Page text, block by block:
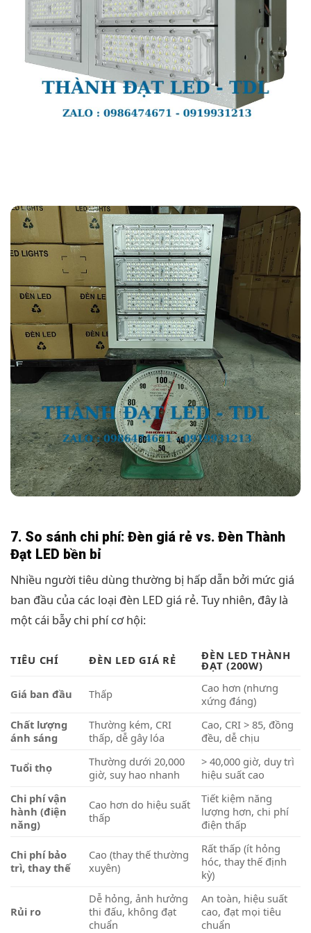
7. So sánh chi phí: Đèn giá rẻ vs. Đèn Thành
Đạt LED bền bỉ
Nhiều người tiêu dùng thường bị hấp dẫn bởi mức giá
ban đầu của các loại đèn LED giá rẻ. Tuy nhiên, đây là
một cái bẫy chi phí cơ hội:
TIÊU CHÍ ĐÈN LED GIÁ RẺ ĐÈN LED THÀNH
ĐẠT (200W)
Giá ban đầu Thấp
Cao hơn (nhưng
xứng đáng)
Chất lượng
ánh sáng
Thường kém, CRI
thấp, dễ gây lóa
Cao, CRI > 85, đồng
đều, dễ chịu
Tuổi thọ
Thường dưới 20,000
giờ, suy hao nhanh
> 40,000 giờ, duy trì
hiệu suất cao
Chi phí vận
hành (điện
năng)
Cao hơn do hiệu suất
thấp
Tiết kiệm năng
lượng hơn, chi phí
điện thấp
Chi phí bảo
trì, thay thế
Cao (thay thế thường
xuyên)
Rất thấp (ít hỏng
hóc, thay thế định
kỳ)
Rủi ro
Dễ hỏng, ảnh hưởng
thi đấu, không đạt
chuẩn
An toàn, hiệu suất
cao, đạt mọi tiêu
chuẩn